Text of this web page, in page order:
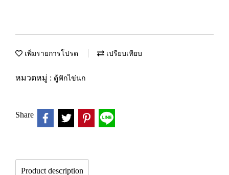
เพิ่มรายการโปรด เปรียบเทียบ
หมวดหมู่ : ตู้ฟักไข่นก
Share
Product description